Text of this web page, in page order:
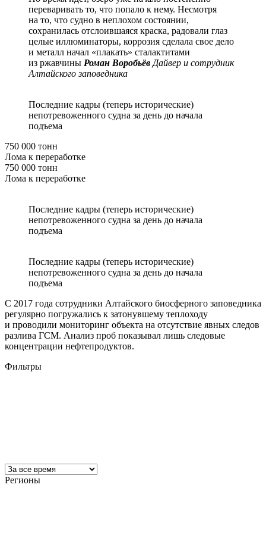
переваривать то, что попало к нему. Несмотря
на то, что судно в неплохом состоянии,
сохранилась отслоившаяся краска, радовали глаз
целые иллюминаторы, коррозия сделала свое дело
и металл начал «плакать» сталактитами
из ржавчины Роман Воробьёв Дайвер и сотрудник
Алтайского заповедника
Последние кадры (теперь исторические)
непотревоженного судна за день до начала
подъема
750 000 тонн
Лома к переработке
750 000 тонн
Лома к переработке
Последние кадры (теперь исторические)
непотревоженного судна за день до начала
подъема
Последние кадры (теперь исторические)
непотревоженного судна за день до начала
подъема
С 2017 года сотрудники Алтайского биосферного заповедника
регулярно погружались к затонувшему теплоходу
и проводили мониторинг объекта на отсутствие явных следов
разлива ГСМ. Анализ проб показывал лишь следовые
концентрации нефтепродуктов.
Фильтры
Регионы